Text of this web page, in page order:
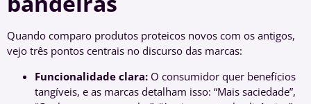
Quando comparo produtos proteicos novos com os antigos,
vejo três pontos centrais no discurso das marcas:
Funcionalidade clara: O consumidor quer benefícios
tangíveis, e as marcas detalham isso: “Mais saciedade”,